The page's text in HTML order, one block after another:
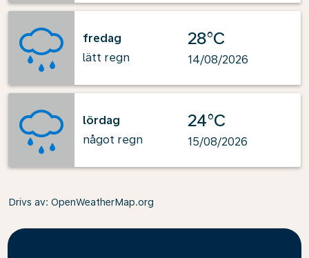
fredag
lätt regn
28°C
14/08/2026
lördag
något regn
24°C
15/08/2026
Drivs av: OpenWeatherMap.org